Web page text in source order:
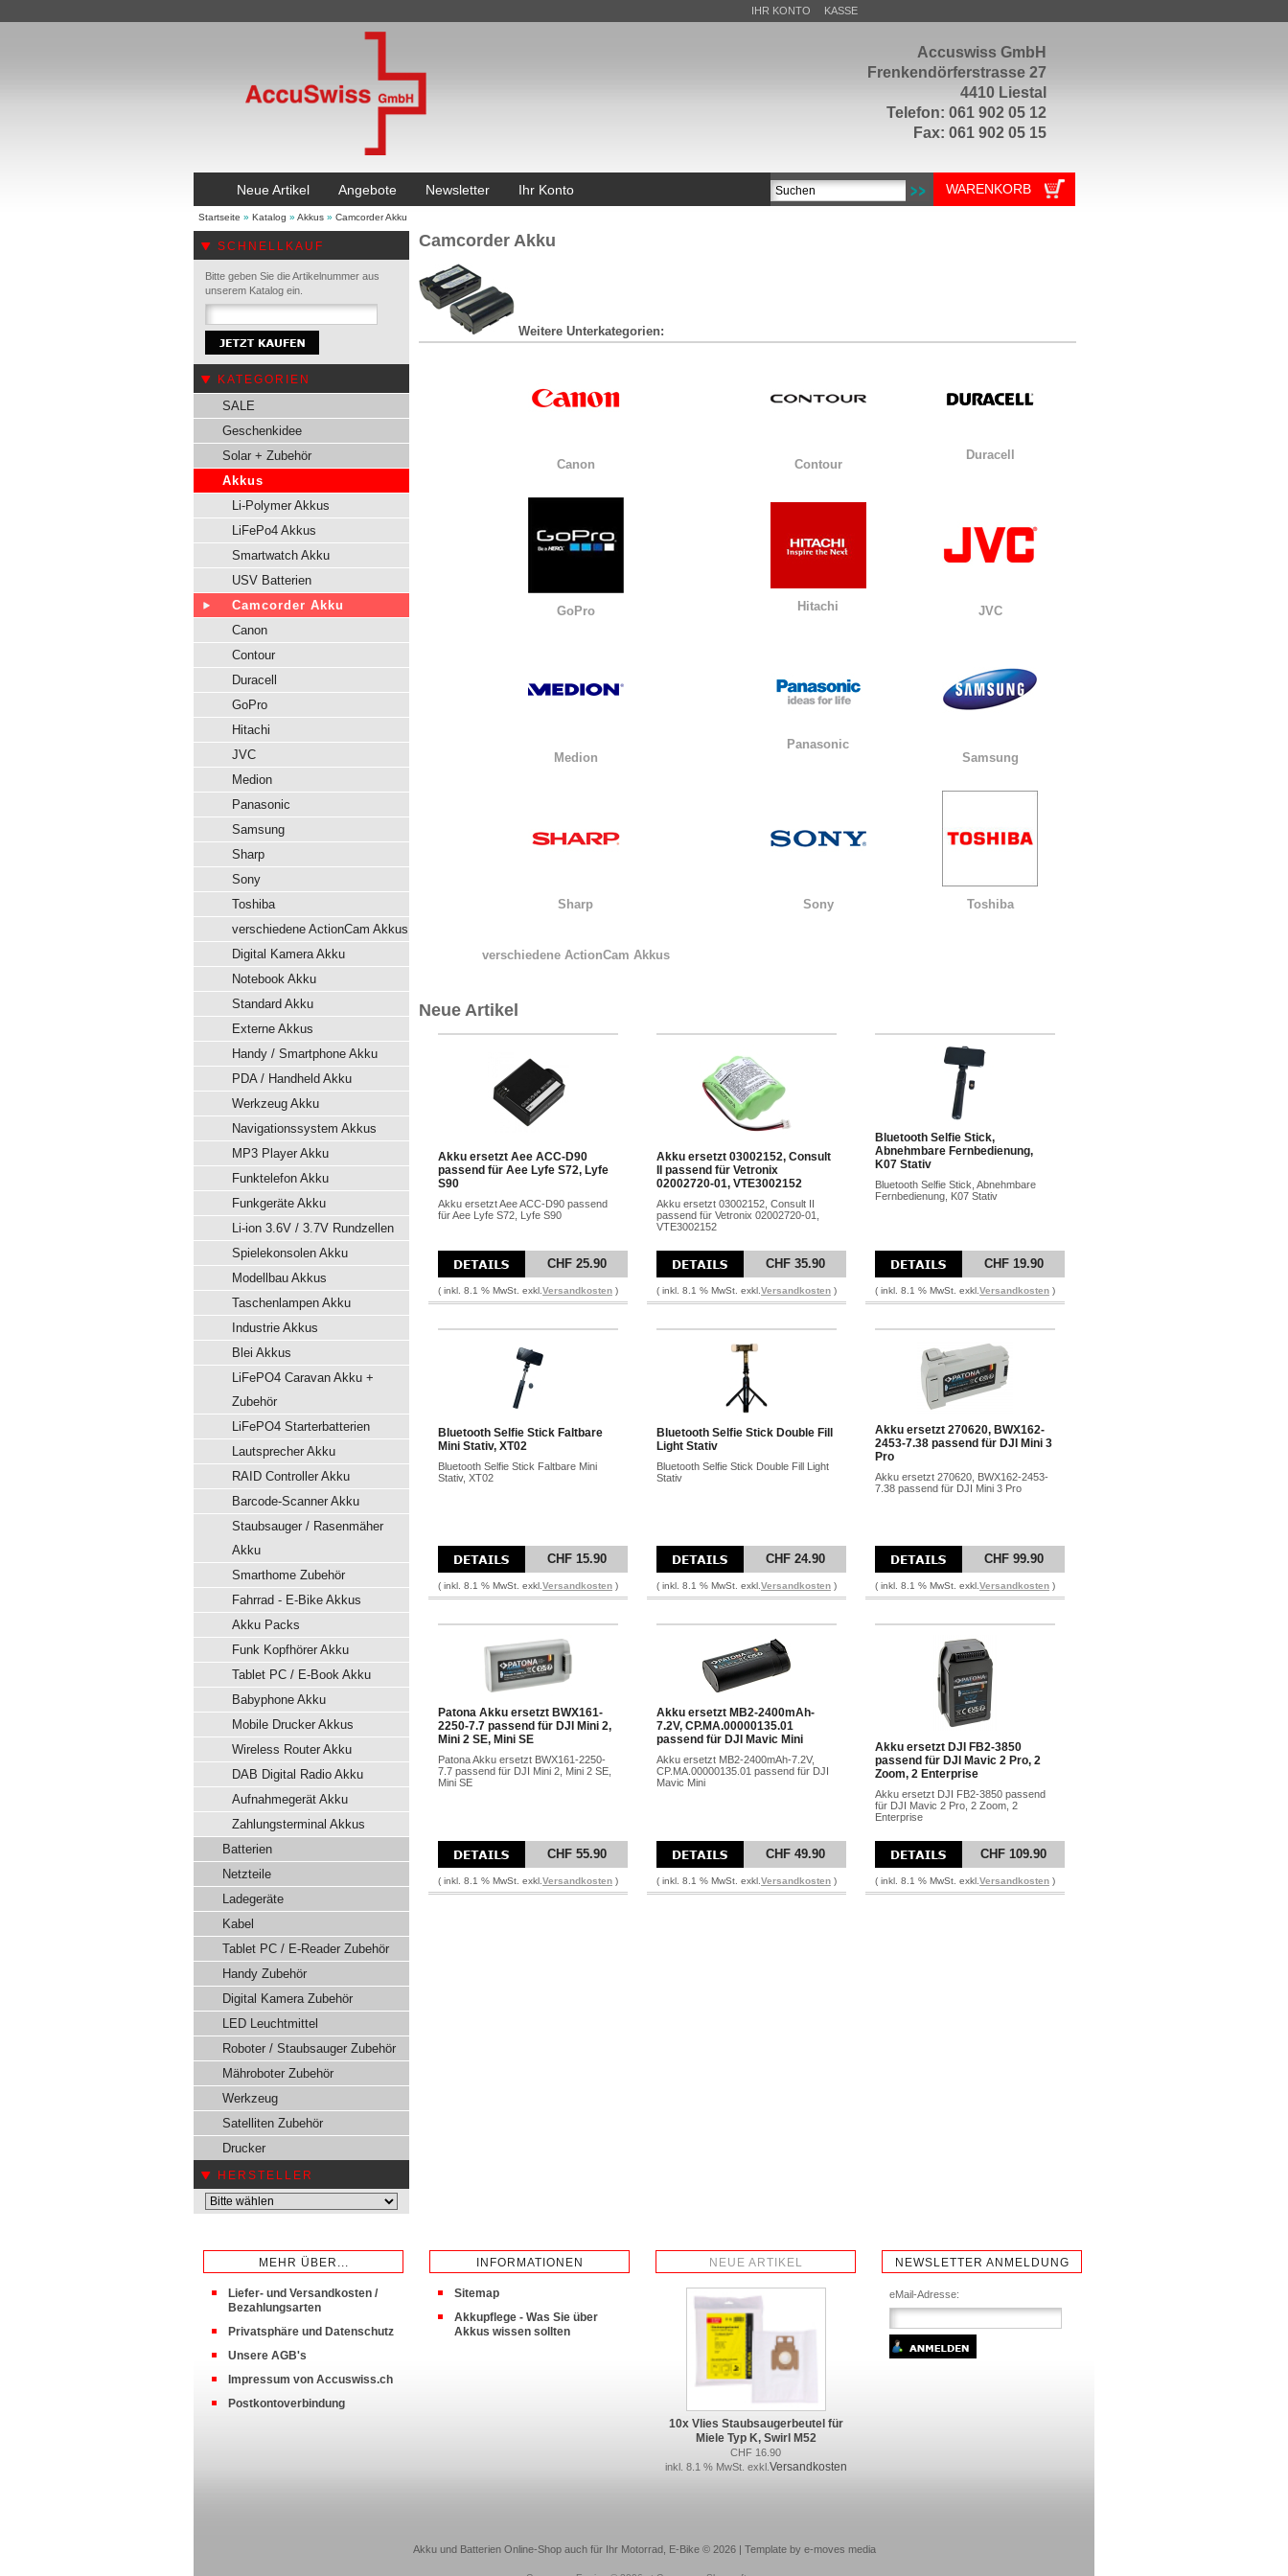
Accuswiss GmbH
Frenkendörferstrasse 27
4410 Liestal
Telefon: 061 902 05 12
Fax: 061 902 05 15
IHR KONTO KASSE
Neue Artikel Angebote Newsletter Ihr Konto WARENKORB
Startseite » Katalog » Akkus » Camcorder Akku
SCHNELLKAUF
Bitte geben Sie die Artikelnummer aus
unserem Katalog ein.
KATEGORIEN
SALE
Geschenkidee
Solar + Zubehör
Akkus
Li-Polymer Akkus
LiFePo4 Akkus
Smartwatch Akku
USV Batterien
Camcorder Akku
Canon
Contour
Duracell
GoPro
Hitachi
JVC
Medion
Panasonic
Samsung
Sharp
Sony
Toshiba
verschiedene ActionCam Akkus
Digital Kamera Akku
Notebook Akku
Standard Akku
Externe Akkus
Handy / Smartphone Akku
PDA / Handheld Akku
Werkzeug Akku
Navigationssystem Akkus
MP3 Player Akku
Funktelefon Akku
Funkgeräte Akku
Li-ion 3.6V / 3.7V Rundzellen
Spielekonsolen Akku
Modellbau Akkus
Taschenlampen Akku
Industrie Akkus
Blei Akkus
LiFePO4 Caravan Akku +
Zubehör
LiFePO4 Starterbatterien
Lautsprecher Akku
RAID Controller Akku
Barcode-Scanner Akku
Staubsauger / Rasenmäher
Akku
Smarthome Zubehör
Fahrrad - E-Bike Akkus
Akku Packs
Funk Kopfhörer Akku
Tablet PC / E-Book Akku
Babyphone Akku
Mobile Drucker Akkus
Wireless Router Akku
DAB Digital Radio Akku
Aufnahmegerät Akku
Zahlungsterminal Akkus
Batterien
Netzteile
Ladegeräte
Kabel
Tablet PC / E-Reader Zubehör
Handy Zubehör
Digital Kamera Zubehör
LED Leuchtmittel
Roboter / Staubsauger Zubehör
Mähroboter Zubehör
Werkzeug
Satelliten Zubehör
Drucker
HERSTELLER
Camcorder Akku
Weitere Unterkategorien:
Canon Contour
Duracell
GoPro Hitachi JVC
Medion
Panasonic
Samsung
Sharp Sony Toshiba
verschiedene ActionCam Akkus
Neue Artikel
Akku ersetzt Aee ACC-D90
passend für Aee Lyfe S72, Lyfe
S90
Akku ersetzt Aee ACC-D90 passend
für Aee Lyfe S72, Lyfe S90
CHF 25.90
( inkl. 8.1 % MwSt. exkl. Versandkosten )
Akku ersetzt 03002152, Consult
II passend für Vetronix
02002720-01, VTE3002152
Akku ersetzt 03002152, Consult II
passend für Vetronix 02002720-01,
VTE3002152
CHF 35.90
( inkl. 8.1 % MwSt. exkl. Versandkosten )
Bluetooth Selfie Stick,
Abnehmbare Fernbedienung,
K07 Stativ
Bluetooth Selfie Stick, Abnehmbare
Fernbedienung, K07 Stativ
CHF 19.90
( inkl. 8.1 % MwSt. exkl. Versandkosten )
Bluetooth Selfie Stick Faltbare
Mini Stativ, XT02
Bluetooth Selfie Stick Faltbare Mini
Stativ, XT02
CHF 15.90
( inkl. 8.1 % MwSt. exkl. Versandkosten )
Bluetooth Selfie Stick Double Fill
Light Stativ
Bluetooth Selfie Stick Double Fill Light
Stativ
CHF 24.90
( inkl. 8.1 % MwSt. exkl. Versandkosten )
Akku ersetzt 270620, BWX162-
2453-7.38 passend für DJI Mini 3
Pro
Akku ersetzt 270620, BWX162-2453-
7.38 passend für DJI Mini 3 Pro
CHF 99.90
( inkl. 8.1 % MwSt. exkl. Versandkosten )
Patona Akku ersetzt BWX161-
2250-7.7 passend für DJI Mini 2,
Mini 2 SE, Mini SE
Patona Akku ersetzt BWX161-2250-
7.7 passend für DJI Mini 2, Mini 2 SE,
Mini SE
CHF 55.90
( inkl. 8.1 % MwSt. exkl. Versandkosten )
Akku ersetzt MB2-2400mAh-
7.2V, CP.MA.00000135.01
passend für DJI Mavic Mini
Akku ersetzt MB2-2400mAh-7.2V,
CP.MA.00000135.01 passend für DJI
Mavic Mini
CHF 49.90
( inkl. 8.1 % MwSt. exkl. Versandkosten )
Akku ersetzt DJI FB2-3850
passend für DJI Mavic 2 Pro, 2
Zoom, 2 Enterprise
Akku ersetzt DJI FB2-3850 passend
für DJI Mavic 2 Pro, 2 Zoom, 2
Enterprise
CHF 109.90
( inkl. 8.1 % MwSt. exkl. Versandkosten )
MEHR ÜBER...
Liefer- und Versandkosten /
Bezahlungsarten
Privatsphäre und Datenschutz
Unsere AGB's
Impressum von Accuswiss.ch
Postkontoverbindung
INFORMATIONEN
Sitemap
Akkupflege - Was Sie über
Akkus wissen sollten
NEUE ARTIKEL
10x Vlies Staubsaugerbeutel für
Miele Typ K, Swirl M52
CHF 16.90
inkl. 8.1 % MwSt. exkl. Versandkosten
NEWSLETTER ANMELDUNG
eMail-Adresse:
Akku und Batterien Online-Shop auch für Ihr Motorrad, E-Bike © 2026 | Template by e-moves media